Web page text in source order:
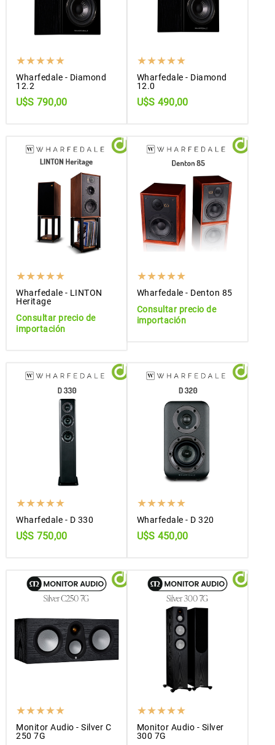
Wharfedale - Diamond
12.2
U$S 790,00
Wharfedale - Diamond
12.0
U$S 490,00
Wharfedale - LINTON
Heritage
Consultar precio de
importación
Wharfedale - Denton 85
Consultar precio de
importación
Wharfedale - D 330
U$S 750,00
Wharfedale - D 320
U$S 450,00
Monitor Audio - Silver C
250 7G
Monitor Audio - Silver
300 7G